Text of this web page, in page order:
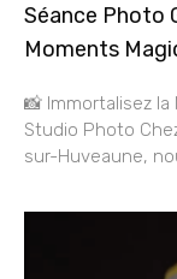
Séance Photo
Moments
📸 Immortalisez
Studio Photo
sur-Huveaune,